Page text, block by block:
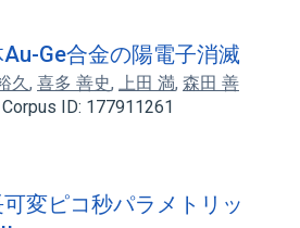
Ge合金の陽電子消滅
久, 喜多 善史, 上田 満, 森田 善
Corpus ID: 177911261
変ピコ秒パラメトリッ